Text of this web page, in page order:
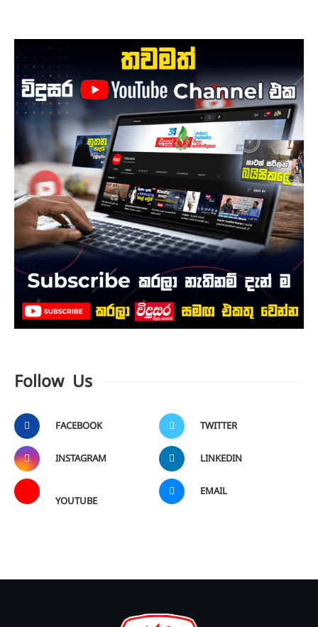
Follow Us
FACEBOOK TWITTER
INSTAGRAM LINKEDIN
YOUTUBE
EMAIL